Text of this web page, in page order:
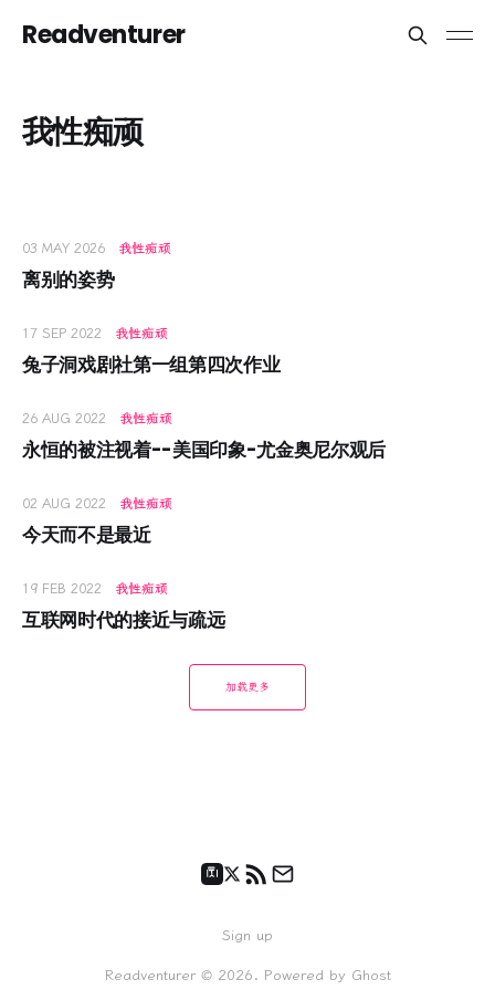
Readventurer
我性痴顽
03 MAY 2026 我性痴顽
离别的姿势
17 SEP 2022 我性痴顽
兔子洞戏剧社第一组第四次作业
26 AUG 2022 我性痴顽
永恒的被注视着--美国印象-尤金奥尼尔观后
02 AUG 2022 我性痴顽
今天而不是最近
19 FEB 2022 我性痴顽
互联网时代的接近与疏远
加载更多
Sign up
Readventurer © 2026. Powered by Ghost